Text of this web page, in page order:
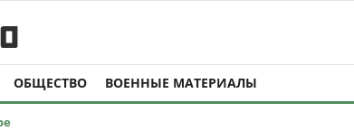
ОБЩЕСТВО ВОЕННЫЕ МАТЕРИАЛЫ